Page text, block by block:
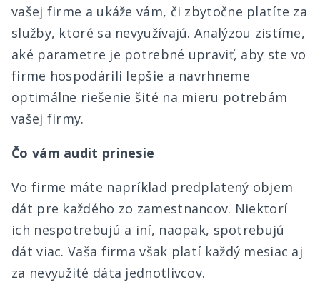
vašej firme a ukáže vám, či zbytočne platíte za
služby, ktoré sa nevyužívajú. Analýzou zistíme,
aké parametre je potrebné upraviť, aby ste vo
firme hospodárili lepšie a navrhneme
optimálne riešenie šité na mieru potrebám
vašej firmy.
Čo vám audit prinesie
Vo firme máte napríklad predplatený objem
dát pre každého zo zamestnancov. Niektorí
ich nespotrebujú a iní, naopak, spotrebujú
dát viac. Vaša firma však platí každý mesiac aj
za nevyužité dáta jednotlivcov.